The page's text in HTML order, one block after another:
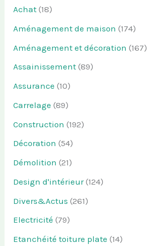
Achat (18)
Aménagement de maison (174)
Aménagement et décoration (167)
Assainissement (89)
Assurance (10)
Carrelage (89)
Construction (192)
Décoration (54)
Démolition (21)
Design d'intérieur(124)
Divers&Actus (261)
Electricité (79)
Etanchéité toiture plate (14)